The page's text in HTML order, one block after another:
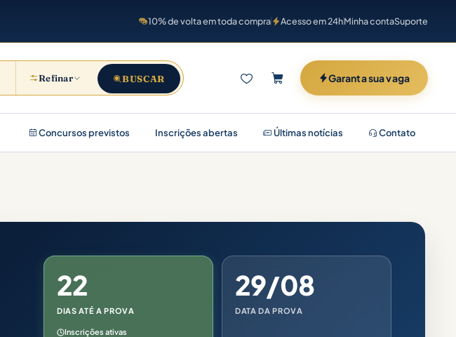
10% de volta em toda compra Acesso em 24hMinha contaSuporte
Refinar BUSCAR Garanta sua vaga
Concursos previstos Inscrições abertas Últimas notícias Contato
22
DIAS ATÉ A PROVA
Inscrições ativas
29/08
DATA DA PROVA